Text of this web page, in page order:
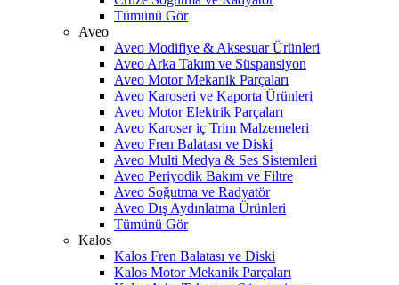
Tümünü Gör
Aveo
Aveo Modifiye & Aksesuar Ürünleri
Aveo Arka Takım ve Süspansiyon
Aveo Motor Mekanik Parçaları
Aveo Karoseri ve Kaporta Ürünleri
Aveo Motor Elektrik Parçaları
Aveo Karoser iç Trim Malzemeleri
Aveo Fren Balatası ve Diski
Aveo Multi Medya & Ses Sistemleri
Aveo Periyodik Bakım ve Filtre
Aveo Soğutma ve Radyatör
Aveo Dış Aydınlatma Ürünleri
Tümünü Gör
Kalos
Kalos Fren Balatası ve Diski
Kalos Motor Mekanik Parçaları